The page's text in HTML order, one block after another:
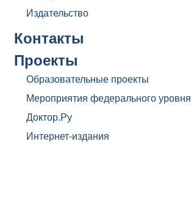
Издательство
Контакты
Проекты
Образовательные проекты
Мероприятия федерального уровня
Доктор.Ру
Интернет-издания